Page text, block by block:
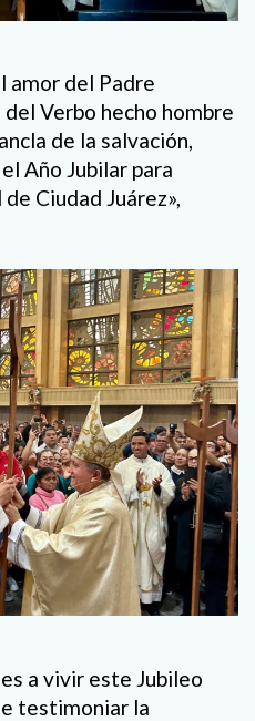
amor del Padre
Verbo hecho hombre
de la salvación,
Año Jubilar para
Ciudad Juárez»,
a vivir este Jubileo
testimoniar la